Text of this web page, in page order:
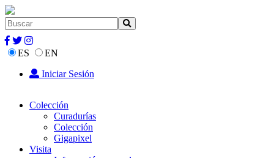
ES
EN
Iniciar Sesión
Colección
Curadurías
Colección
Gigapixel
Visita